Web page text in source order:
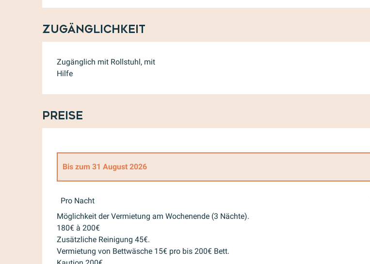
Zugänglichkeit
Zugänglich mit Rollstuhl, mit
Hilfe
Preise
Bis zum 31 August 2026
ab1 September 2026 bis zum 30 September 2026
ab1 Oktober 2026bis zum15 Oktober 2026
Pro Nacht
Möglichkeit der Vermietung am Wochenende (3 Nächte).
180€ à 200€
Zusätzliche Reinigung 45€.
Vermietung von Bettwäsche 15€ pro bis 200€ Bett.